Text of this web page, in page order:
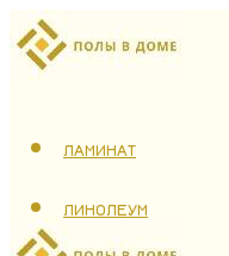
ЛАМИНАТ
ЛИНОЛЕУМ